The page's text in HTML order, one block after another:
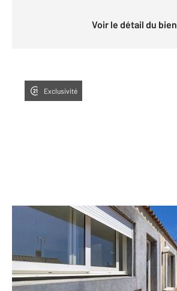
Voir le détail du bien
Exclusivité
AGDE 34
, 3 pièces
Ref : 1107
Appartement T3 à vendre